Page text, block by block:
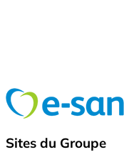
Sites du Groupe